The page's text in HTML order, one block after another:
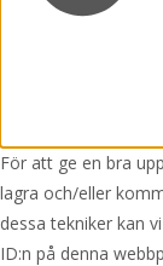
För att ge en bra
lagra och/eller
dessa tekniker kan
ID:n på denna